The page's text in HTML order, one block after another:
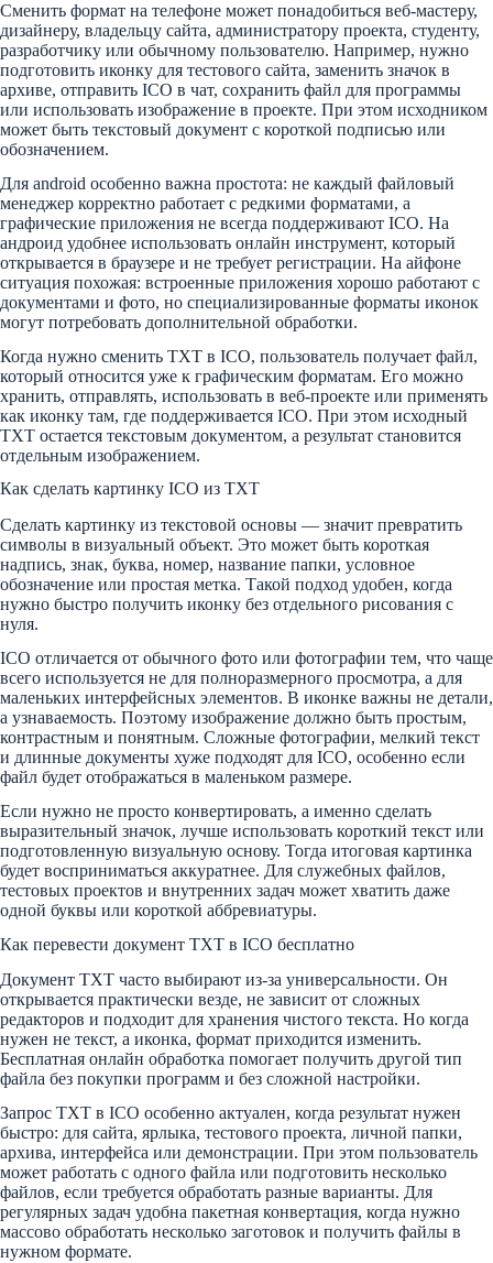
Сменить формат на телефоне может понадобиться веб-мастеру,
дизайнеру, владельцу сайта, администратору проекта, студенту,
разработчику или обычному пользователю. Например, нужно
подготовить иконку для тестового сайта, заменить значок в
архиве, отправить ICO в чат, сохранить файл для программы
или использовать изображение в проекте. При этом исходником
может быть текстовый документ с короткой подписью или
обозначением.
Для android особенно важна простота: не каждый файловый
менеджер корректно работает с редкими форматами, а
графические приложения не всегда поддерживают ICO. На
андроид удобнее использовать онлайн инструмент, который
открывается в браузере и не требует регистрации. На айфоне
ситуация похожая: встроенные приложения хорошо работают с
документами и фото, но специализированные форматы иконок
могут потребовать дополнительной обработки.
Когда нужно сменить TXT в ICO, пользователь получает файл,
который относится уже к графическим форматам. Его можно
хранить, отправлять, использовать в веб-проекте или применять
как иконку там, где поддерживается ICO. При этом исходный
TXT остается текстовым документом, а результат становится
отдельным изображением.
Как сделать картинку ICO из TXT
Сделать картинку из текстовой основы — значит превратить
символы в визуальный объект. Это может быть короткая
надпись, знак, буква, номер, название папки, условное
обозначение или простая метка. Такой подход удобен, когда
нужно быстро получить иконку без отдельного рисования с
нуля.
ICO отличается от обычного фото или фотографии тем, что чаще
всего используется не для полноразмерного просмотра, а для
маленьких интерфейсных элементов. В иконке важны не детали,
а узнаваемость. Поэтому изображение должно быть простым,
контрастным и понятным. Сложные фотографии, мелкий текст
и длинные документы хуже подходят для ICO, особенно если
файл будет отображаться в маленьком размере.
Если нужно не просто конвертировать, а именно сделать
выразительный значок, лучше использовать короткий текст или
подготовленную визуальную основу. Тогда итоговая картинка
будет восприниматься аккуратнее. Для служебных файлов,
тестовых проектов и внутренних задач может хватить даже
одной буквы или короткой аббревиатуры.
Как перевести документ TXT в ICO бесплатно
Документ TXT часто выбирают из-за универсальности. Он
открывается практически везде, не зависит от сложных
редакторов и подходит для хранения чистого текста. Но когда
нужен не текст, а иконка, формат приходится изменить.
Бесплатная онлайн обработка помогает получить другой тип
файла без покупки программ и без сложной настройки.
Запрос TXT в ICO особенно актуален, когда результат нужен
быстро: для сайта, ярлыка, тестового проекта, личной папки,
архива, интерфейса или демонстрации. При этом пользователь
может работать с одного файла или подготовить несколько
файлов, если требуется обработать разные варианты. Для
регулярных задач удобна пакетная конвертация, когда нужно
массово обработать несколько заготовок и получить файлы в
нужном формате.